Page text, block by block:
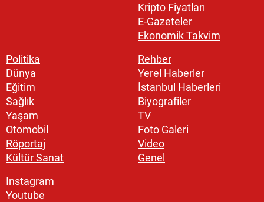
Kripto Fiyatları
E-Gazeteler
Ekonomik Takvim
Politika
Dünya
Eğitim
Sağlık
Yaşam
Otomobil
Röportaj
Kültür Sanat
Rehber
Yerel Haberler
İstanbul Haberleri
Biyografiler
TV
Foto Galeri
Video
Genel
Instagram
Youtube